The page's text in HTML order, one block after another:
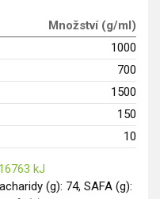
Množství (g/ml)
1000
700
1500
150
10
kJ
(g): 74, SAFA (g):